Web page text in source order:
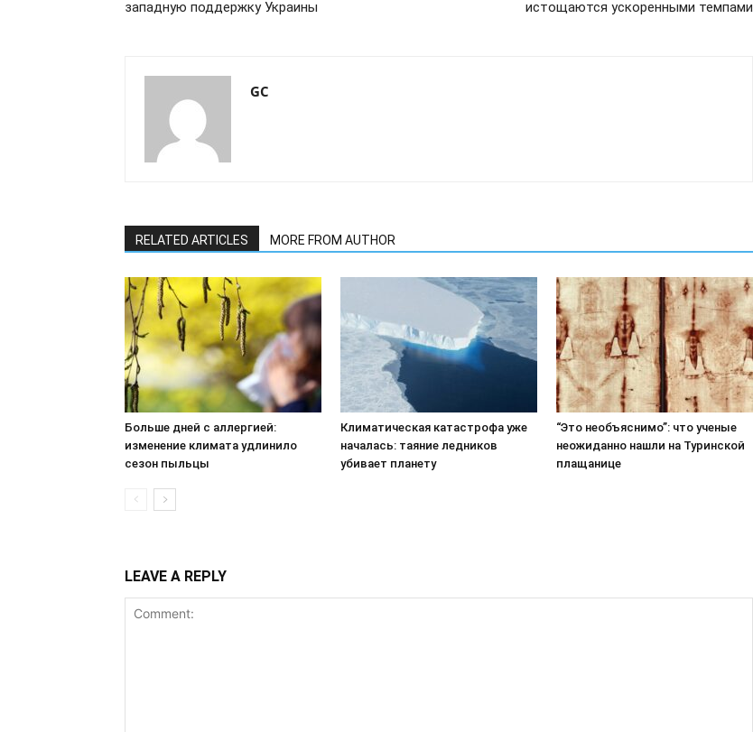
западную поддержку Украины
истощаются ускоренными темпами
GC
RELATED ARTICLES MORE FROM AUTHOR
Больше дней с аллергией:
изменение климата удлинило
сезон пыльцы
Климатическая катастрофа уже
началась: таяние ледников
убивает планету
“Это необъяснимо”: что ученые
неожиданно нашли на Туринской
плащанице
LEAVE A REPLY